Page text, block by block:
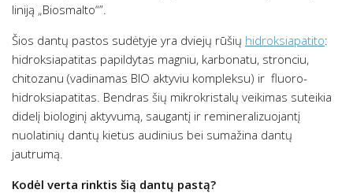
liniją „Biosmalto“”.
Šios dantų pastos sudėtyje yra dviejų rūšių hidroksiapatito:
hidroksiapatitas papildytas magniu, karbonatu, stronciu,
chitozanu (vadinamas BIO aktyviu kompleksu) ir fluoro-
hidroksiapatitas. Bendras šių mikrokristalų veikimas suteikia
didelį biologinį aktyvumą, saugantį ir remineralizuojantį
nuolatinių dantų kietus audinius bei sumažina dantų
jautrumą.
Kodėl verta rinktis šią dantų pastą?